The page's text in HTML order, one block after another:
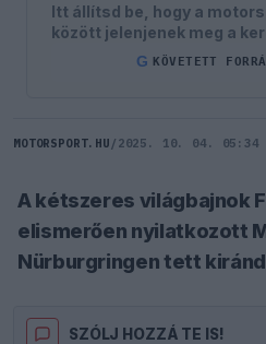
Itt állítsd be, hogy a
között jelenjenek meg a
G KÖVETETT
MOTORSPORT.HU / 2025. 10. 04. 05:34
A kétszeres világbajnok
elismerően nyilatkozott
Nürburgringen tett
SZÓLJ HOZZÁ TE IS!